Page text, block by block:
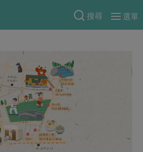
搜尋
選單
當令水果
蕈菇類
！